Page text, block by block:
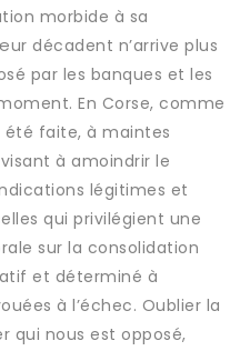
morbide à sa
décadent n’arrive plus
par les banques et les
En Corse, comme
été faite, à maintes
à amoindrir le
légitimes et
qui privilégient une
sur la consolidation
et déterminé à
à l’échec. Oublier la
qui nous est opposé,